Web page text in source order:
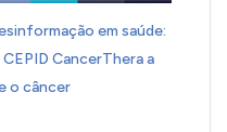
em saúde:
CancerThera a
o câncer